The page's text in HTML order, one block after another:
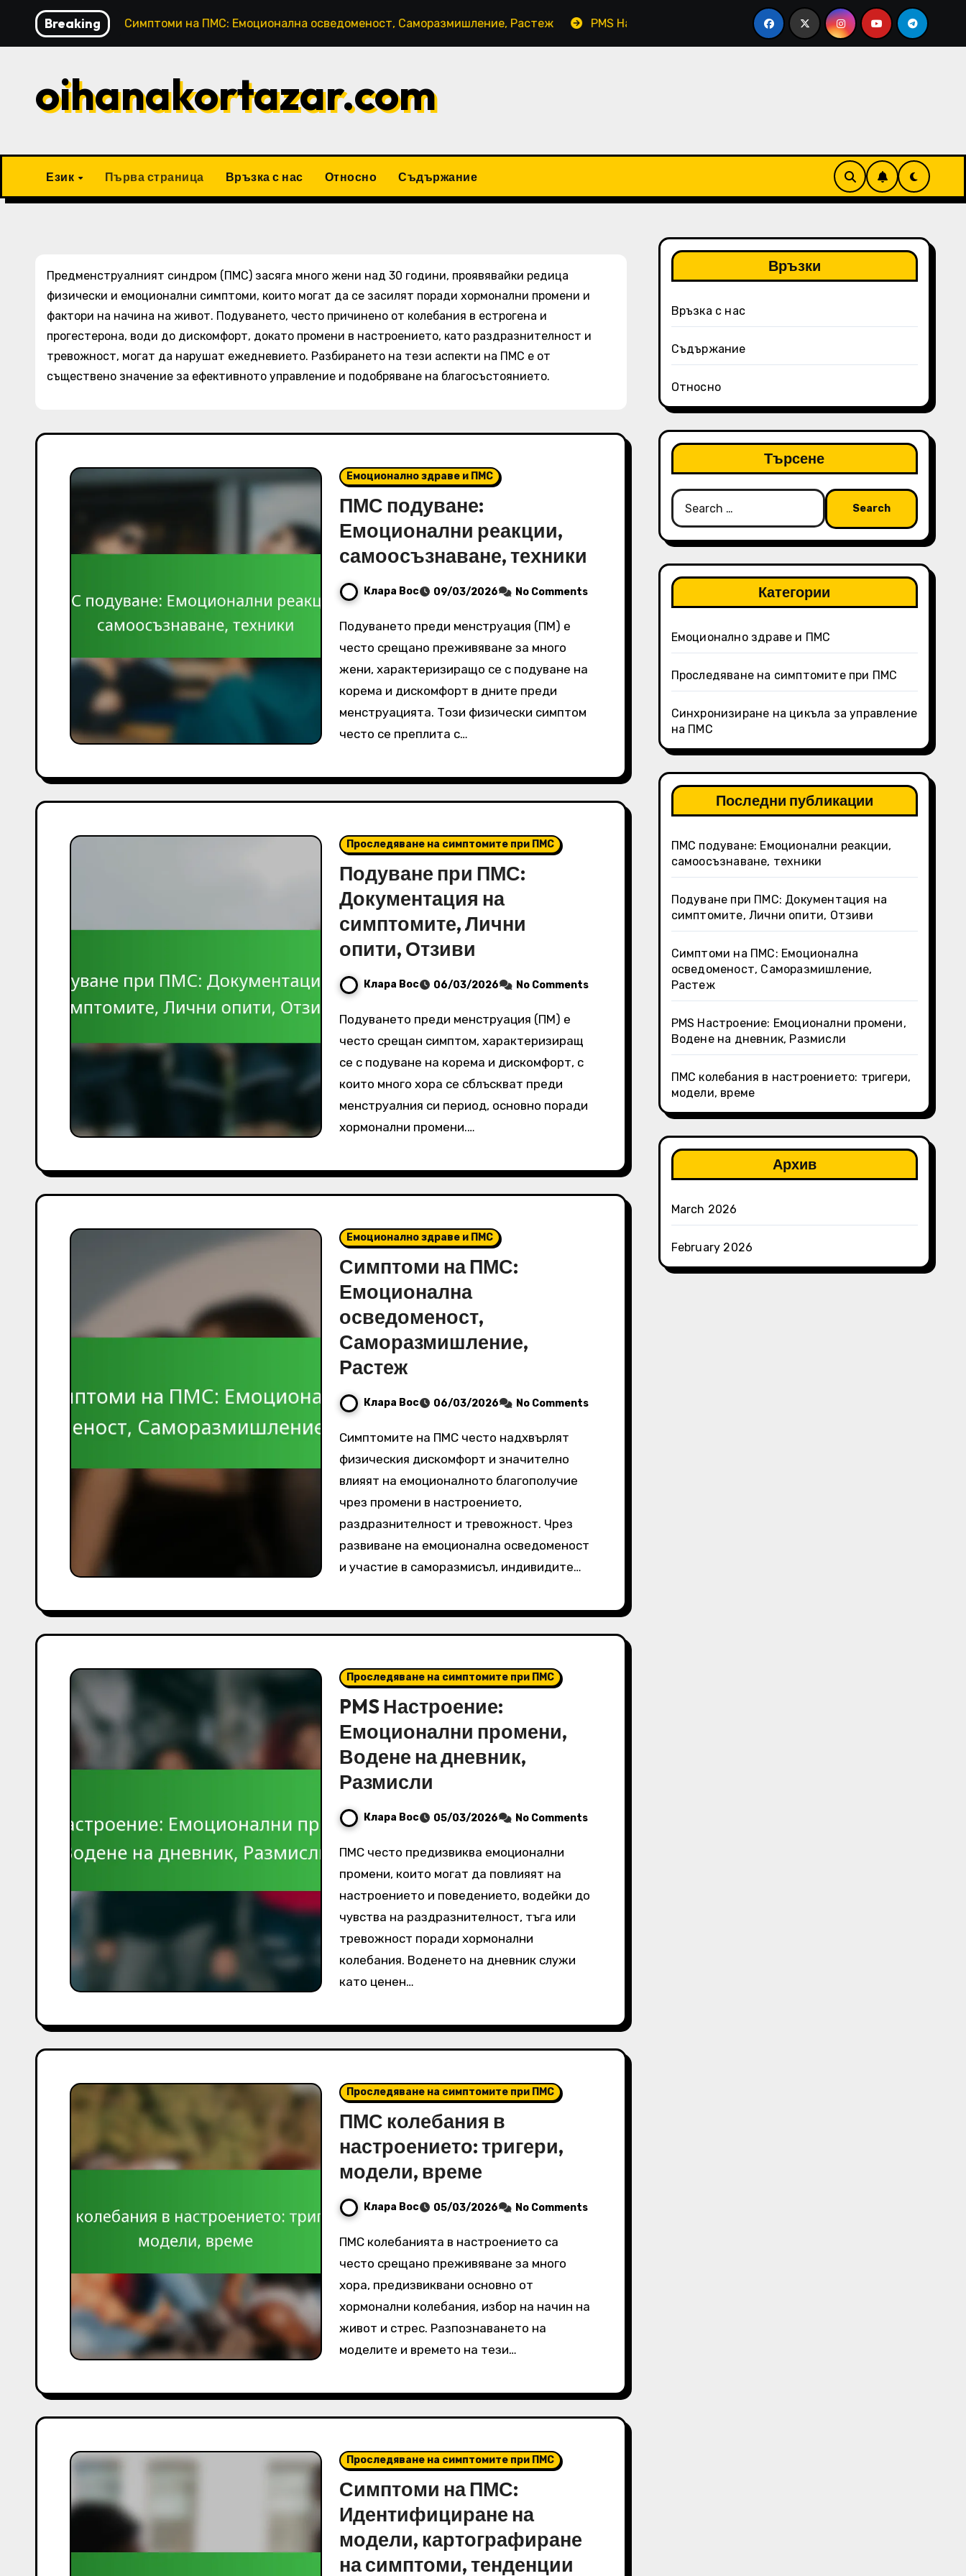
content
Breaking
Симптоми на ПМС: Емоционална осведоменост, Саморазмишление, Растеж PMS Настроение: Емоционални промени, Водене на дневник, Размисли
oihanakortazar.com
Език Първа страница Връзка с нас Относно Съдържание
Предменструалният синдром (ПМС) засяга много жени над 30 години, проявявайки редица
физически и емоционални симптоми, които могат да се засилят поради хормонални промени и
фактори на начина на живот. Подуването, често причинено от колебания в естрогена и
прогестерона, води до дискомфорт, докато промени в настроението, като раздразнителност и
тревожност, могат да нарушат ежедневието. Разбирането на тези аспекти на ПМС е от
съществено значение за ефективното управление и подобряване на благосъстоянието.
Емоционално здраве и ПМС
ПМС подуване:
Емоционални реакции,
самоосъзнаване, техники
Клара Вос 09/03/2026 No Comments
Подуването преди менструация (ПМ) е
често срещано преживяване за много
жени, характеризиращо се с подуване на
корема и дискомфорт в дните преди
менструацията. Този физически симптом
често се преплита с…
Проследяване на симптомите при ПМС
Подуване при ПМС:
Документация на
симптомите, Лични
опити, Отзиви
Клара Вос 06/03/2026 No Comments
Подуването преди менструация (ПМ) е
често срещан симптом, характеризиращ
се с подуване на корема и дискомфорт, с
които много хора се сблъскват преди
менструалния си период, основно поради
хормонални промени.…
Емоционално здраве и ПМС
Симптоми на ПМС:
Емоционална
осведоменост,
Саморазмишление,
Растеж
Клара Вос 06/03/2026 No Comments
Симптомите на ПМС често надхвърлят
физическия дискомфорт и значително
влияят на емоционалното благополучие
чрез промени в настроението,
раздразнителност и тревожност. Чрез
развиване на емоционална осведоменост
и участие в саморазмисъл, индивидите…
Проследяване на симптомите при ПМС
PMS Настроение:
Емоционални промени,
Водене на дневник,
Размисли
Клара Вос 05/03/2026 No Comments
ПМС често предизвиква емоционални
промени, които могат да повлияят на
настроението и поведението, водейки до
чувства на раздразнителност, тъга или
тревожност поради хормонални
колебания. Воденето на дневник служи
като ценен…
Проследяване на симптомите при ПМС
ПМС колебания в
настроението: тригери,
модели, време
Клара Вос 05/03/2026 No Comments
ПМС колебанията в настроението са
често срещано преживяване за много
хора, предизвиквани основно от
хормонални колебания, избор на начин на
живот и стрес. Разпознаването на
моделите и времето на тези…
Проследяване на симптомите при ПМС
Симптоми на ПМС:
Идентифициране на
модели, картографиране
на симптоми, тенденции
Връзки
Връзка с нас
Съдържание
Относно
Търсене
Search
for:
Категории
Емоционално здраве и ПМС
Проследяване на симптомите при ПМС
Синхронизиране на цикъла за управление
на ПМС
Последни публикации
ПМС подуване: Емоционални реакции,
самоосъзнаване, техники
Подуване при ПМС: Документация на
симптомите, Лични опити, Отзиви
Симптоми на ПМС: Емоционална
осведоменост, Саморазмишление,
Растеж
PMS Настроение: Емоционални промени,
Водене на дневник, Размисли
ПМС колебания в настроението: тригери,
модели, време
Архив
March 2026
February 2026